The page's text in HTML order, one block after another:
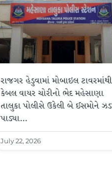
રાજગર હેડુવામાં મોબાઇલ ટાવરમાંથી
કેબલ વાયર ચોરીનો ભેદ મહેસાણા
તાલુકા પોલીસે ઉકેલી બે ઈસમોને
પાડ્યા…
July 22, 2026